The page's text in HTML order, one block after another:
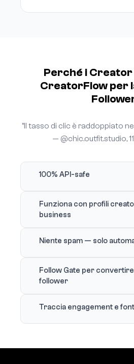
Perché i
CreatorFlow per
"Il tasso di clic è raddoppiato
— @chic.outfit.studio,
100% API-safe
Funziona con profili
business
Niente spam — solo
Follow Gate per
follower
Traccia engagement e